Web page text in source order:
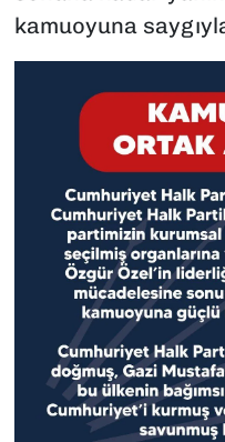
kamuoyuna